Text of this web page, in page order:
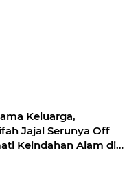
Keluarga,
Jajal Serunya Off
Keindahan Alam di